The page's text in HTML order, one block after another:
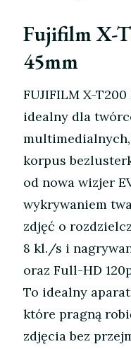
Fujifilm X-
45mm
FUJIFILM X-
idealny dla
korpus
od nowa wizjer
wykrywaniem
zdjęć o
8 kl./s i
oraz Full-HD
To idealny
które pragną
zdjęcia bez